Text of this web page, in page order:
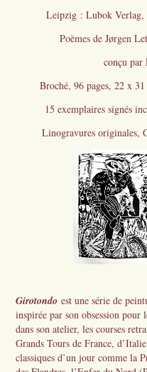
Leipzig : Lubok Verlag,
Poèmes de Jørgen
conçu par
Broché, 96 pages, 22 x
15 exemplaires signés
Linogravures originales,
Girotondoest une série de
inspirée par son obsession
dans son atelier, les courses
Grands Tours de France,
classiques d’un jour comme la